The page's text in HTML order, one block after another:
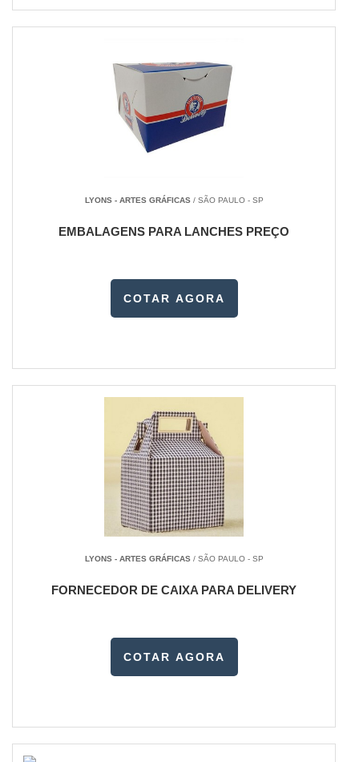
LYONS - ARTES GRÁFICAS/ SÃO PAULO - SP
EMBALAGENS PARA LANCHES PREÇO
COTAR AGORA
LYONS - ARTES GRÁFICAS/ SÃO PAULO - SP
FORNECEDOR DE CAIXA PARA DELIVERY
COTAR AGORA